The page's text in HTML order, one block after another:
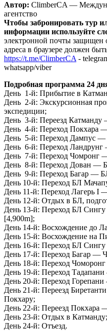
Автор: ClimberCA —
агентство
Чтобы забронировать тур
информации используйте
электронной почты защищен
адреса в браузере должен
https://t.me/ClimberCA -
whatsapp/viber
Подробная программа 24
День 1-й: Прибытие в
День 2-й: Экскурсионная
экспедиции;
День 3-й: Переезд Катманду
День 4-й: Переход Покхара
День 5-й: Переход Дампус —
День 6-й: Переход
День 7-й: Переход Чомронг
День 8-й: Переход Дован —
День 9-й: Переход Багар —
День 10-й: Переход БЛ
День 11-й: Переход Лагерь I
День 12-й: Отдых в БЛ,
День 13-й: Переход БЛ
[4,900m];
День 14-й: Восхождение до
День 15-й: Восхождение на
День 16-й: Переход БЛ
День 17-й: Переход Багар —
День 18-й: Переход
День 19-й: Переход
День 20-й: Переход
День 21-й: Переезд
Покхару;
День 22-й: Переезд Покхара
День 23-й: Отдых в Катманду;
День 24-й: Отъезд.